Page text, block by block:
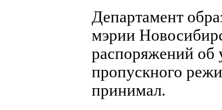
Департамент
мэрии
распоряжений об
пропускного
принимал.